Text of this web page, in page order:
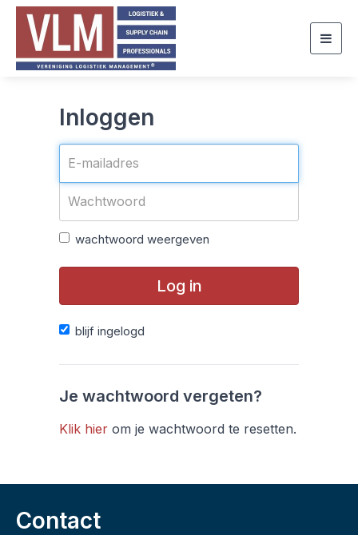
Inloggen
wachtwoord weergeven
Log in
blijf ingelogd
Je wachtwoord vergeten?
Klik hier om je wachtwoord te resetten.
Contact